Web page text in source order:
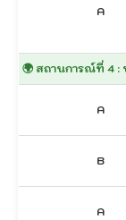
A
🌍 สถานการณ์ที่ 4 :
A
B
A